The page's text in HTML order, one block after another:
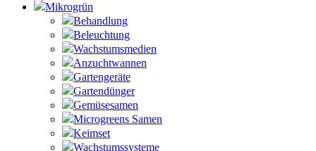
Mikrogrün
Behandlung
Beleuchtung
Wachstumsmedien
Anzuchtwannen
Gartengeräte
Gartendünger
Gemüsesamen
Microgreens Samen
Keimset
Wachstumssysteme